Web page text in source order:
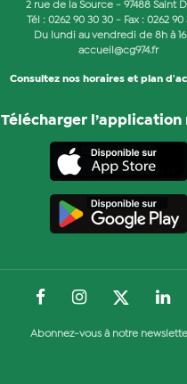
2 rue de la Source - 97488 Saint
Tél : 0262 90 30 30 - Fax : 0262 90
Du lundi au vendredi de 8h à
accueil@cg974.fr
Consultez nos horaires et plan
Télécharger l’application
Abonnez-vous à notre